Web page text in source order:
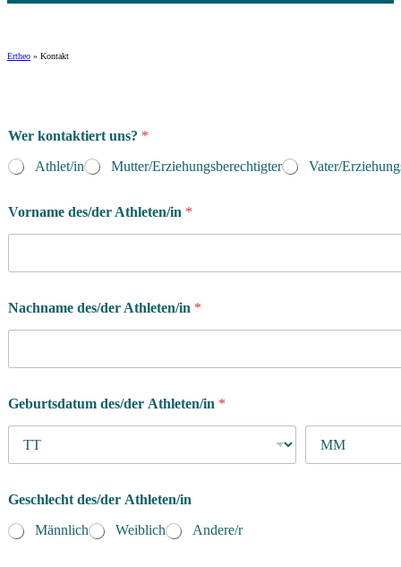
Ertheo » Kontakt
Wer kontaktiert uns? *
Athlet/in
Mutter/Erziehungsberechtigter Vater/
Vorname des/der Athleten/in *
Nachname des/der Athleten/in *
Geburtsdatum des/der Athleten/in *
Geschlecht des/der Athleten/in
Männlich
Weiblich Andere/r